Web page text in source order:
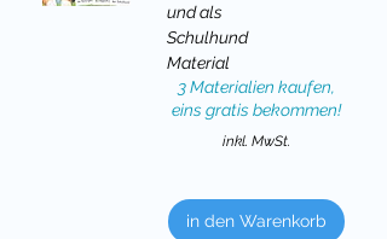
und als
Schulhund
Material
3 Materialien kaufen,
eins gratis bekommen!
inkl. MwSt.
in den Warenkorb